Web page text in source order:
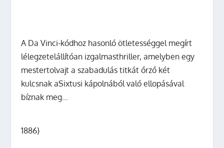
A Da Vinci-kódhoz hasonló ötletességgel megírt
lélegzetelállítóan izgalmasthriller, amelyben egy
mestertolvajt a szabadulás titkát őrző két
kulcsnak aSixtusi kápolnából való ellopásával
bíznak meg…
1886}